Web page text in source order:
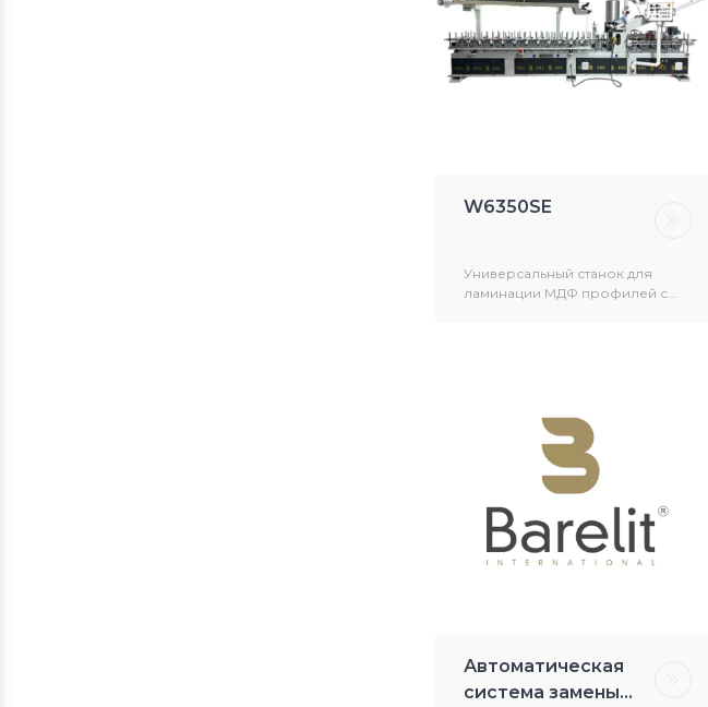
W6350SE
Универсальный станок для
ламинации МДФ профилей с
Автоматическая
система замены